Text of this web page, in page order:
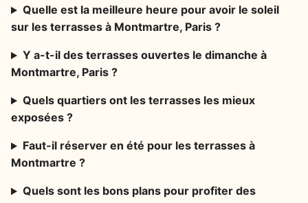
Quelle est la meilleure heure pour avoir le soleil
sur les terrasses à Montmartre, Paris ?
Y a-t-il des terrasses ouvertes le dimanche à
Montmartre, Paris ?
Quels quartiers ont les terrasses les mieux
exposées ?
Faut-il réserver en été pour les terrasses à
Montmartre ?
Quels sont les bons plans pour profiter des